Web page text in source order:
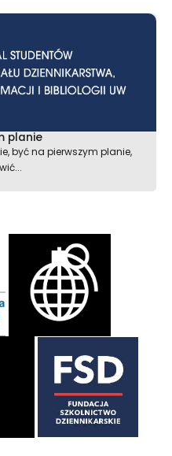
planie
być na pierwszym planie,